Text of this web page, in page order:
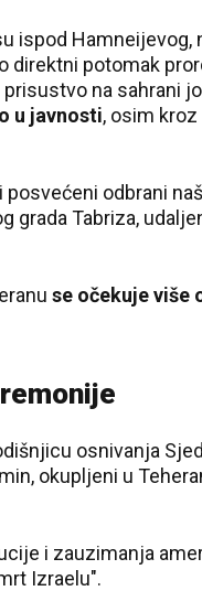
ispod Hamneijevog,
direktni potomak
na sahrani
u javnosti, osim
odbrani
grada Tabriza,
se očekuje više
osnivanja
okupljeni u
i zauzimanja
Izraelu".